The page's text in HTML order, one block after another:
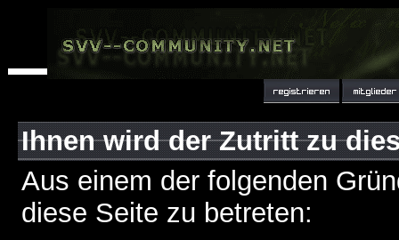
Ihnen wird der Zutritt zu
Aus einem der folgenden
diese Seite zu betreten: